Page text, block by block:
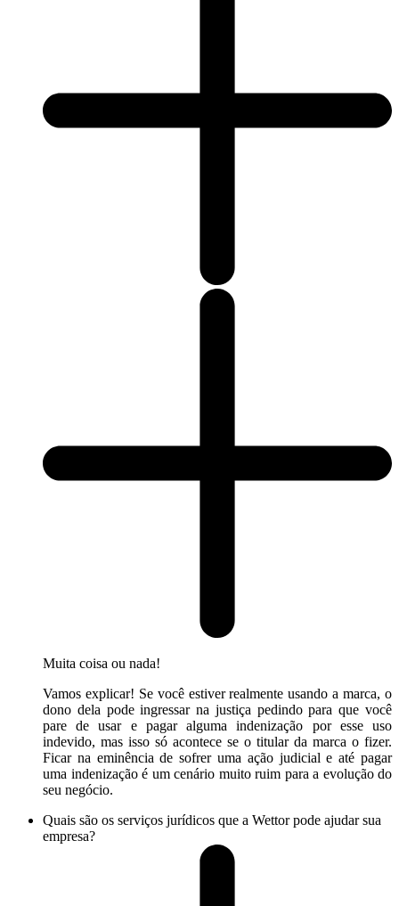
Muita coisa ou nada!
Vamos explicar! Se você estiver realmente usando a marca, o
dono dela pode ingressar na justiça pedindo para que você
pare de usar e pagar alguma indenização por esse uso
indevido, mas isso só acontece se o titular da marca o fizer.
Ficar na eminência de sofrer uma ação judicial e até pagar
uma indenização é um cenário muito ruim para a evolução do
seu negócio.
Quais são os serviços jurídicos que a Wettor pode ajudar sua
empresa?